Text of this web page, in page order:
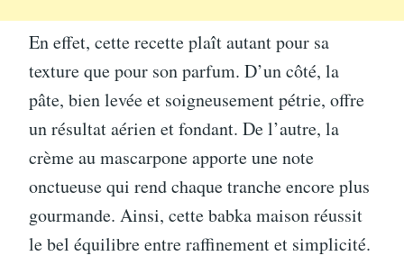
En effet, cette recette plaît autant pour sa
texture que pour son parfum. D’un côté, la
pâte, bien levée et soigneusement pétrie, offre
un résultat aérien et fondant. De l’autre, la
crème au mascarpone apporte une note
onctueuse qui rend chaque tranche encore plus
gourmande. Ainsi, cette babka maison réussit
le bel équilibre entre raffinement et simplicité.